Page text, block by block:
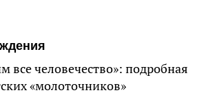
все человечество»: подробная
«молоточников»